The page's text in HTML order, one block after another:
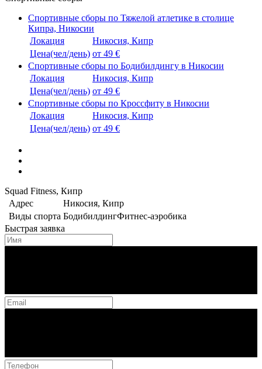
Спортивные сборы по Тяжелой атлетике в столице
Кипра, Никосии
Локация
Никосия, Кипр
Цена(чел/день) от 49 €
Спортивные сборы по Бодибилдингу в Никосии
Локация
Никосия, Кипр
Цена(чел/день) от 49 €
Спортивные сборы по Кроссфиту в Никосии
Локация
Никосия, Кипр
Цена(чел/день) от 49 €
Squad Fitness, Кипр
Адрес
Никосия, Кипр
Виды спорта БодибилдингФитнес-аэробика
Быстрая заявка